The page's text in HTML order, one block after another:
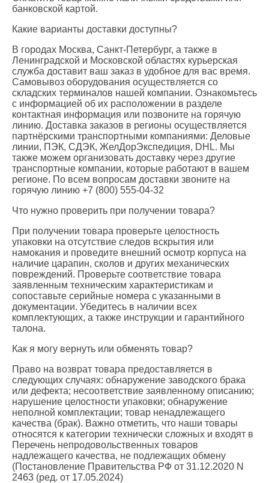
банковской картой.
Какие варианты доставки доступны?
В городах Москва, Санкт-Петербург, а также в
Ленинградской и Московской областях курьерская
служба доставит ваш заказ в удобное для вас время.
Самовывоз оборудования осуществляется со
складских терминалов нашей компании. Ознакомьтесь
с информацией об их расположении в разделе
контактная информация или позвоните на горячую
линию. Доставка заказов в регионы осуществляется
партнёрскими транспортными компаниями: Деловые
линии, ПЭК, СДЭК, ЖелДорЭкспедиция, DHL. Мы
также можем организовать доставку через другие
транспортные компании, которые работают в вашем
регионе. По всем вопросам доставки звоните на
горячую линию +7 (800) 555-04-32
Что нужно проверить при получении товара?
При получении товара проверьте целостность
упаковки на отсутствие следов вскрытия или
намокания и проведите внешний осмотр корпуса на
наличие царапин, сколов и других механических
повреждений. Проверьте соответствие товара
заявленным техническим характеристикам и
сопоставьте серийные номера с указанными в
документации. Убедитесь в наличии всех
комплектующих, а также инструкции и гарантийного
талона.
Как я могу вернуть или обменять товар?
Право на возврат товара предоставляется в
следующих случаях: обнаружение заводского брака
или дефекта; несоответствие заявленному описанию;
нарушение целостности упаковки; обнаружение
неполной комплектации; товар ненадлежащего
качества (брак). Важно отметить, что наши товары
относятся к категории технически сложных и входят в
Перечень непродовольственных товаров
надлежащего качества, не подлежащих обмену
(Постановление Правительства РФ от 31.12.2020 N
2463 (ред. от 17.05.2024)